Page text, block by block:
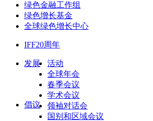
绿色金融工作组
绿色增长基金
全球绿色增长中心
IFF20周年
发展
倡议
活动
全球年会
春季会议
学术会议
领袖对话会
国别和区域会议